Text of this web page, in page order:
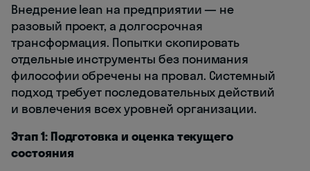
Внедрение lean на предприятии — не
разовый проект, а долгосрочная
трансформация. Попытки скопировать
отдельные инструменты без понимания
философии обречены на провал. Системный
подход требует последовательных действий
и вовлечения всех уровней организации.
Этап 1: Подготовка и оценка текущего
состояния